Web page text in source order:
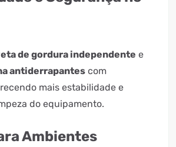
de gordura independente e
antiderrapantes com
mais estabilidade e
do equipamento.
Ambientes